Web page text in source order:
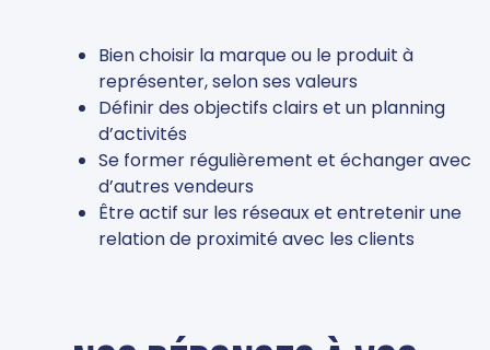
Bien choisir la marque ou le produit à
représenter, selon ses valeurs
Définir des objectifs clairs et un planning
d’activités
Se former régulièrement et échanger avec
d’autres vendeurs
Être actif sur les réseaux et entretenir une
relation de proximité avec les clients